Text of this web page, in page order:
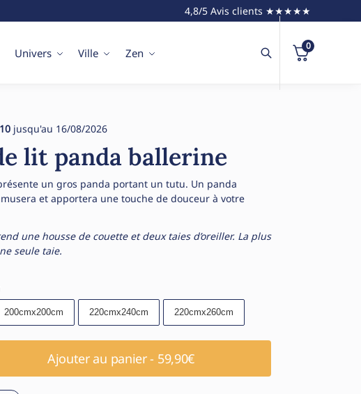
4,8/5 Avis clients ★★★★★
Univers Ville Zen
0
jusqu'au 16/08/2026
lit panda ballerine
un gros panda portant un tutu. Un panda
et apportera une touche de douceur à votre
une housse de couette et deux taies d’oreiller. La plus
seule taie.
200cmx200cm 220cmx240cm 220cmx260cm
Ajouter au panier - 59,90€